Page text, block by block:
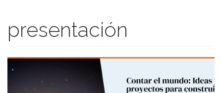
presentación